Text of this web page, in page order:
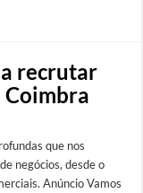
recrutar
Coimbra
que nos
negócios, desde o
Anúncio Vamos